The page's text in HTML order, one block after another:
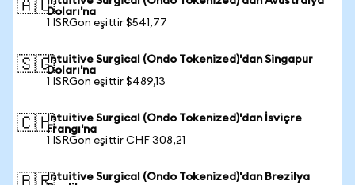
🇦🇺Doları'na
1 ISRGon eşittir $541,77
🇸🇬Intuitive Surgical (Ondo Tokenized)'dan Singapur
Doları'na
1 ISRGon eşittir $489,13
🇨🇭Intuitive Surgical (Ondo Tokenized)'dan İsviçre
Frangı'na
1 ISRGon eşittir CHF 308,21
Intuitive Surgical (Ondo Tokenized)'dan Brezilya